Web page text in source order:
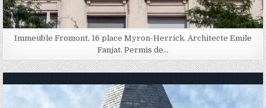
Immeuble Fromont, 16 place Myron-Herrick. Architecte Emile
Fanjat. Permis de…
Posted in